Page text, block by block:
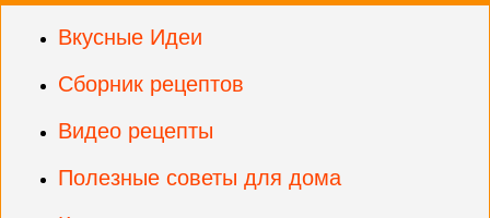
Вкусные Идеи
Сборник рецептов
Видео рецепты
Полезные советы для дома